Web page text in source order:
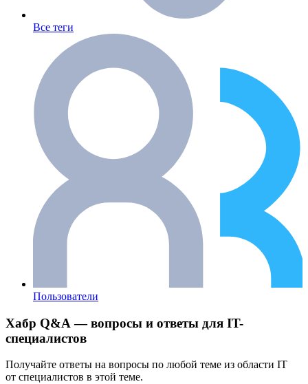
Все теги
Пользователи
Хабр Q&A — вопросы и ответы для IT-
специалистов
Получайте ответы на вопросы по любой теме из области IT
от специалистов в этой теме.